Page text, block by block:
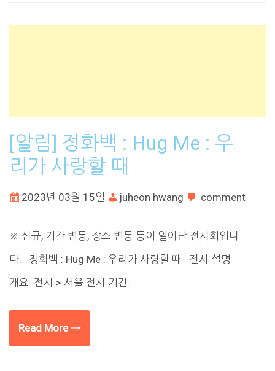
[알림] 정화백 : Hug Me : 우
리가 사랑할 때
2023년 03월 15일 juheon hwang comment
※ 신규, 기간 변동, 장소 변동 등이 일어난 전시회입니
다. 정화백 : Hug Me : 우리가 사랑할 때 전시 설명
개요: 전시 > 서울 전시 기간:
Read More →